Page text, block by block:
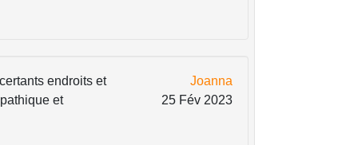
endroits et
et
Joanna
25 Fév 2023